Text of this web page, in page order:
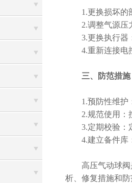
1.更换损坏的部
2.调整气源压力
3.更换执行器：
4.重新连接电控
三、防范措施
1.预防性维护：
2.规范使用：按
3.定期校验：定
4.建立备件库：
高压气动球阀是
析、修复措施和